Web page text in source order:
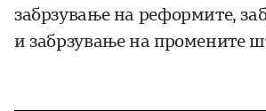
забрзување на реформите,
и забрзување на промените